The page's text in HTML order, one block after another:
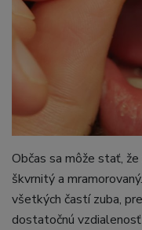
Občas sa môže stať,
škvrnitý a
všetkých častí zuba,
dostatočnú